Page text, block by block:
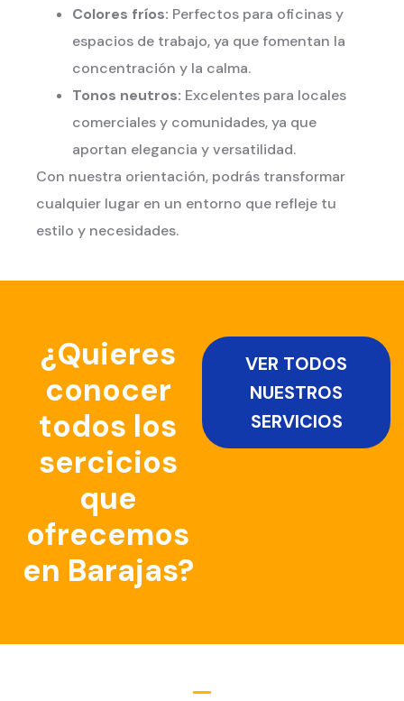
Colores fríos: Perfectos para oficinas y
espacios de trabajo, ya que fomentan la
concentración y la calma.
Tonos neutros: Excelentes para locales
comerciales y comunidades, ya que
aportan elegancia y versatilidad.
Con nuestra orientación, podrás transformar
cualquier lugar en un entorno que refleje tu
estilo y necesidades.
¿Quieres
conocer
todos los
sercicios
que
ofrecemos
en Barajas?
VER TODOS
NUESTROS
SERVICIOS